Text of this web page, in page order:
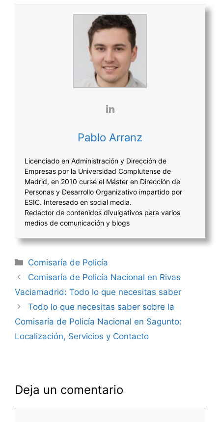
Pablo Arranz
Licenciado en Administración y Dirección de
Empresas por la Universidad Complutense de
Madrid, en 2010 cursé el Máster en Dirección de
Personas y Desarrollo Organizativo impartido por
ESIC. Interesado en social media.
Redactor de contenidos divulgativos para varios
medios de comunicación y blogs
Categorías
Comisaría de Policía
Navegación
de
Comisaría de Policía Nacional en Rivas
Vaciamadrid: Todo lo que necesitas saber
Todo lo que necesitas saber sobre la
Comisaría de Policía Nacional en Sagunto:
Localización, Servicios y Contacto
Deja un comentario